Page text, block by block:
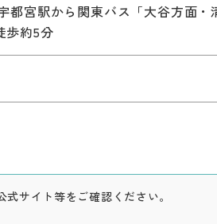
都宮駅から関東バス「大谷方面
歩約5分
サイト等をご確認ください。